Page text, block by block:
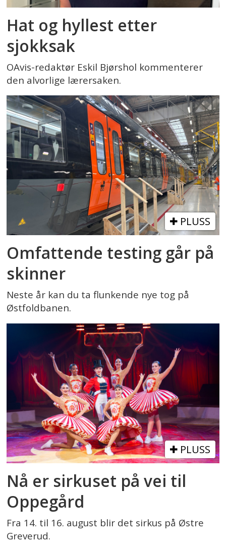
Hat og hyllest etter
sjokksak
OAvis-redaktør Eskil Bjørshol kommenterer
den alvorlige lærersaken.
PLUSS
Omfattende testing går på
skinner
Neste år kan du ta flunkende nye tog på
Østfoldbanen.
PLUSS
Nå er sirkuset på vei til
Oppegård
Fra 14. til 16. august blir det sirkus på Østre
Greverud.